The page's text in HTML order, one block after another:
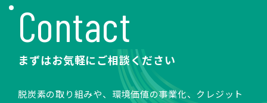
Contact
まずはお気軽にご相談ください
脱炭素の取り組みや、環境価値の事業化、クレジット